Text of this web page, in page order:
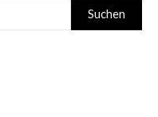
BELBAL